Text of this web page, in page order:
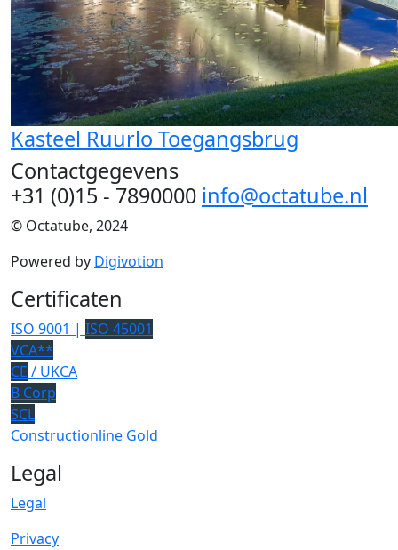
Kasteel Ruurlo Toegangsbrug
Contactgegevens
+31 (0)15 - 7890000 info@octatube.nl
© Octatube, 2024
Powered by Digivotion
Certificaten
ISO 9001 | ISO 45001
VCA**
CE / UKCA
B Corp
SCL
Constructionline Gold
Legal
Legal
Privacy